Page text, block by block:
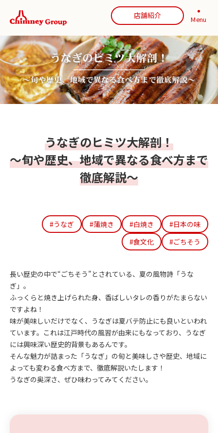
店舗紹介 Menu
うなぎのヒミツ大解剖！
～旬や歴史、地域で異なる食べ方まで
徹底解説～
#うなぎ #蒲焼き #白焼き
#日本の味
#食文化
#ごちそう
長い歴史の中で“ごちそう”とされている、夏の風物詩「うな
ぎ」。
ふっくらと焼き上げられた身、香ばしいタレの香りがたまらない
ですよね！
味が美味しいだけでなく、うなぎは夏バテ防止にも良いといわれ
ています。これは江戸時代の風習が由来にもなっており、うなぎ
には興味深い歴史的背景もあるんです。
そんな魅力が詰まった「うなぎ」の旬と美味しさや歴史、地域に
よっても変わる食べ方まで、徹底解説いたします！
うなぎの奥深さ、ぜひ味わってみてください。